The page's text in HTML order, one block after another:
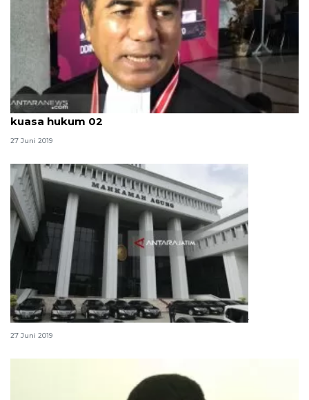
Sidang MK, "Dunia ini panggung sandiwara" dari
kuasa hukum 02
27 Juni 2019
Permohonan BPN tidak dapat diterima MA
27 Juni 2019